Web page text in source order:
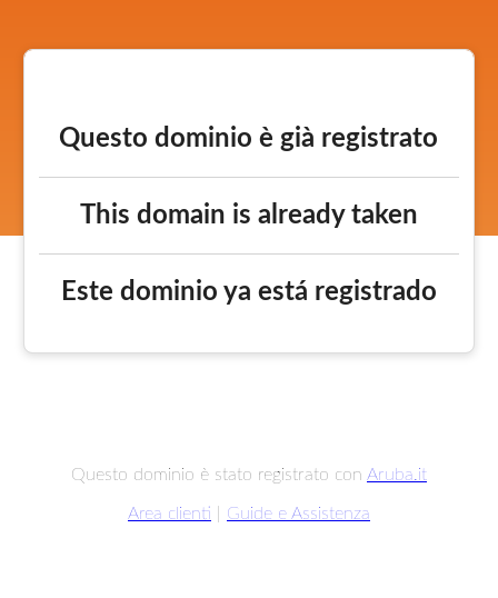
Questo dominio è già registrato
This domain is already taken
Este dominio ya está registrado
Questo dominio è stato registrato con Aruba.it
Area clienti Guide e Assistenza